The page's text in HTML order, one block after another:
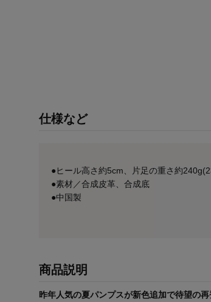
仕様など
●ヒール高さ約5cm、片足の重さ約
●素材／合成皮革、合成底
●中国製
商品説明
昨年人気の夏パンプスが新色追加で待望の